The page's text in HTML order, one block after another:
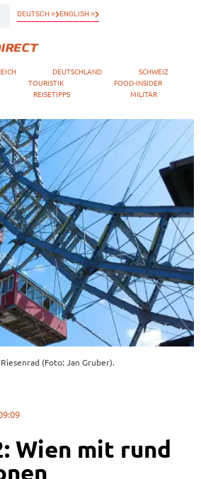
DEUTSCH » ENGLISH »
DEUTSCHLAND
SCHWEIZ
TOURISTIK
FOOD-INSIDER
REISETIPPS MILITÄR
(Foto: Jan Gruber).
Wien mit rund